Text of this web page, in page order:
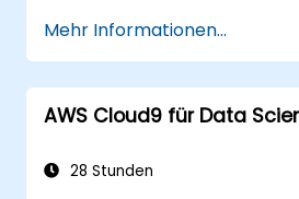
AWS Cloud9 entwickeln
Sich mit den
AWS Cloud9 vertraut
Mehr Informationen...
AWS Cloud9 für Data
28 Stunden